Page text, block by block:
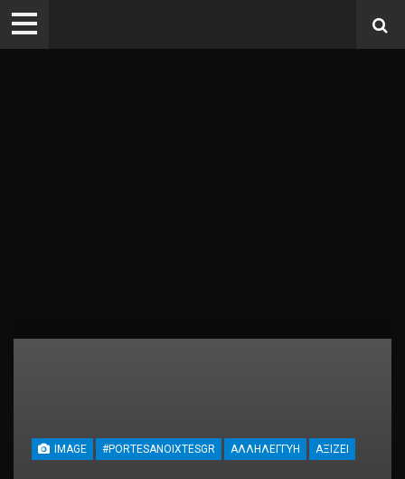
IMAGE #PORTESANOIXTESGR ΑΛΛΗΛΕΓΓΎΗ ΑΞΊΖΕΙ